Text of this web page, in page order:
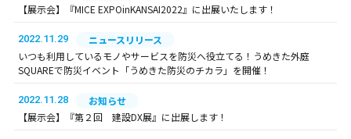
九州・沖縄（外部）
【展示会】『MICE EXPOinKANSAI2022』に出展いたします！
2022.11.29
ニュースリリース
いつも利用しているモノやサービスを防災へ役立てる！うめきた外庭
SQUAREで防災イベント「うめきた防災のチカラ」を開催！
2022.11.28
お知らせ
【展示会】『第２回 建設DX展』に出展します！